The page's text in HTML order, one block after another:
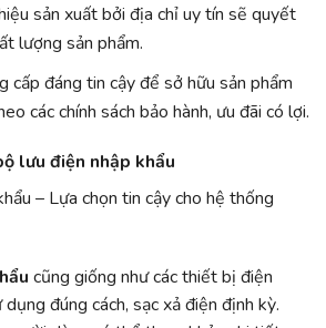
sản xuất bởi địa chỉ uy tín sẽ quyết
lượng sản phẩm.
cấp đáng tin cậy để sở hữu sản phẩm
các chính sách bảo hành, ưu đãi có lợi.
lưu điện nhập khẩu
cũng giống như các thiết bị điện
đúng cách, sạc xả điện định kỳ.